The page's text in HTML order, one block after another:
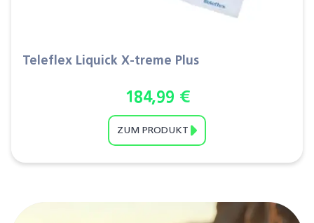
Teleflex Liquick X-treme Plus
184,99 €
ZUM PRODUKT